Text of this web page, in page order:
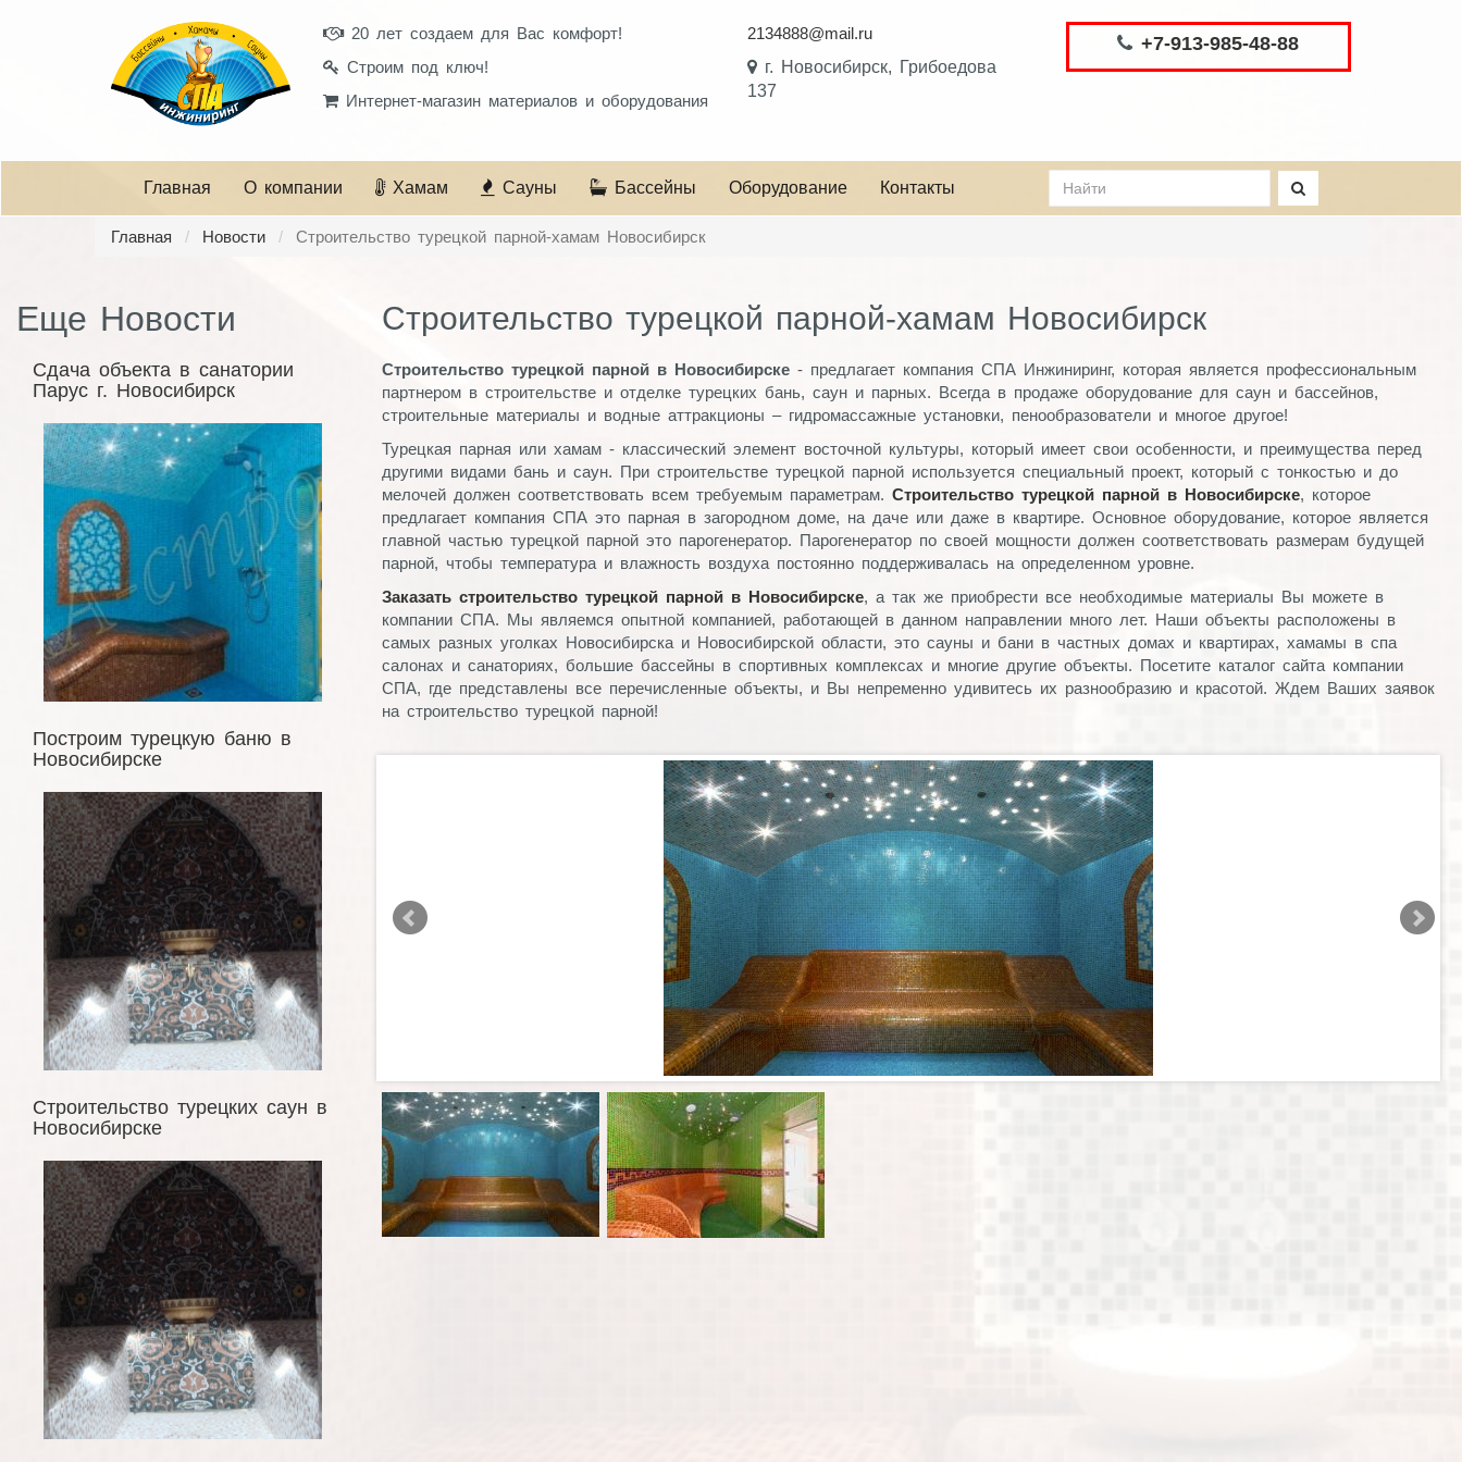
20 лет создаем для Вас комфорт!
Строим под ключ!
Интернет-магазин материалов и оборудования
2134888@mail.ru
г. Новосибирск, Грибоедова
137
+7-913-985-48-88
Главная О компании Хамам Сауны Бассейны Оборудование Контакты
Главная Новости Строительство турецкой парной-хамам Новосибирск
Еще Новости
Сдача объекта в санатории
Парус г. Новосибирск
Построим турецкую баню в
Новосибирске
Строительство турецких саун в
Новосибирске
Строительство турецкой парной-хамам Новосибирск
Строительство турецкой парной в Новосибирске - предлагает компания СПА Инжиниринг, которая является профессиональным
партнером в строительстве и отделке турецких бань, саун и парных. Всегда в продаже оборудование для саун и бассейнов,
строительные материалы и водные аттракционы – гидромассажные установки, пенообразователи и многое другое!
Турецкая парная или хамам - классический элемент восточной культуры, который имеет свои особенности, и преимущества перед
другими видами бань и саун. При строительстве турецкой парной используется специальный проект, который с тонкостью и до
мелочей должен соответствовать всем требуемым параметрам. Строительство турецкой парной в Новосибирске, которое
предлагает компания СПА это парная в загородном доме, на даче или даже в квартире. Основное оборудование, которое является
главной частью турецкой парной это парогенератор. Парогенератор по своей мощности должен соответствовать размерам будущей
парной, чтобы температура и влажность воздуха постоянно поддерживалась на определенном уровне.
Заказать строительство турецкой парной в Новосибирске, а так же приобрести все необходимые материалы Вы можете в
компании СПА. Мы являемся опытной компанией, работающей в данном направлении много лет. Наши объекты расположены в
самых разных уголках Новосибирска и Новосибирской области, это сауны и бани в частных домах и квартирах, хамамы в спа
салонах и санаториях, большие бассейны в спортивных комплексах и многие другие объекты. Посетите каталог сайта компании
СПА, где представлены все перечисленные объекты, и Вы непременно удивитесь их разнообразию и красотой. Ждем Ваших заявок
на строительство турецкой парной!